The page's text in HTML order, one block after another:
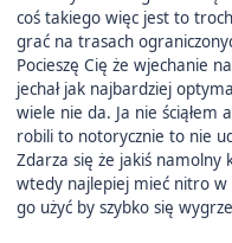
coś takiego więc jest to
grać na trasach
Pocieszę Cię że wjechanie
jechał jak najbardziej
wiele nie da. Ja nie
robili to notorycznie to nie
Zdarza się że jakiś namolny
wtedy najlepiej mieć nitro
go użyć by szybko się